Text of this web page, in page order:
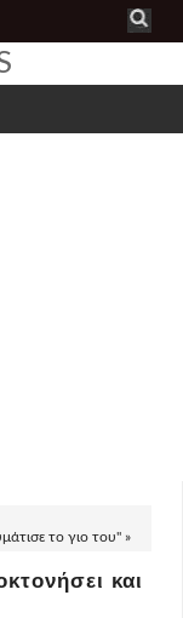
το γιο του" »
και